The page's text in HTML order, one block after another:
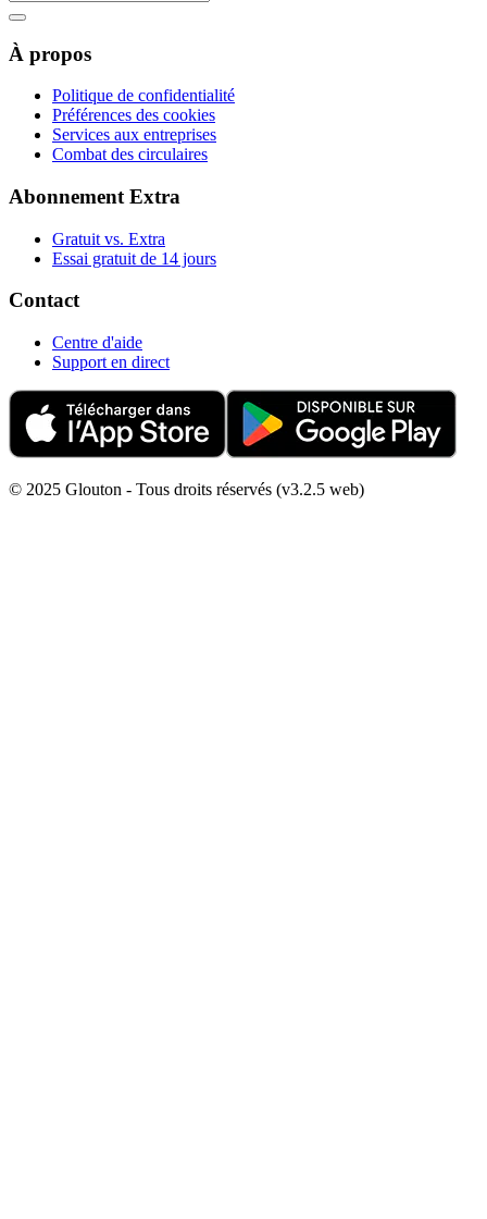
À propos
Politique de confidentialité
Préférences des cookies
Services aux entreprises
Combat des circulaires
Abonnement Extra
Gratuit vs. Extra
Essai gratuit de 14 jours
Contact
Centre d'aide
Support en direct
© 2025 Glouton - Tous droits réservés (v3.2.5 web)